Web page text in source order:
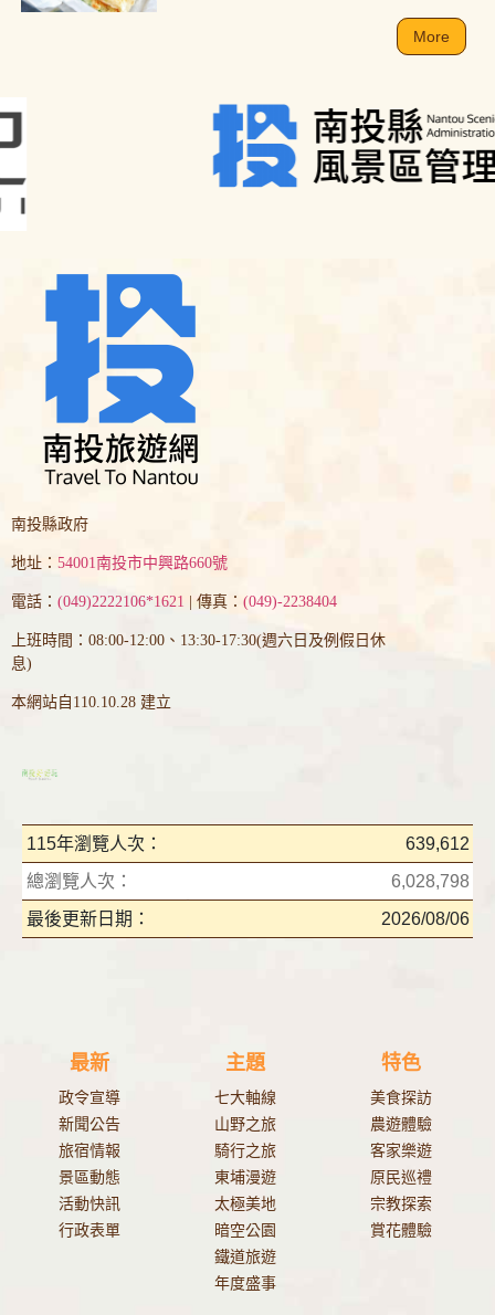
More
南投縣政府
地址： 54001南投市中興路660號
電話： (049)2222106*1621 | 傳真： (049)-2238404
上班時間：08:00-12:00、13:30-17:30(週六日及例假日休
息)
本網站自110.10.28 建立
115年瀏覽人次：
639,612
總瀏覽人次：
6,028,798
最後更新日期：
2026/08/06
最新
政令宣導
新聞公告
旅宿情報
景區動態
活動快訊
行政表單
主題
七大軸線
山野之旅
騎行之旅
東埔漫遊
太極美地
暗空公園
鐵道旅遊
年度盛事
特色
美食探訪
農遊體驗
客家樂遊
原民巡禮
宗教探索
賞花體驗